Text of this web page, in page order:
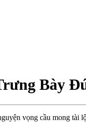
Bày
vọng cầu mong